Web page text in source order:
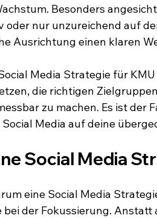
Besonders
oder nur unzureichend auf
Ausrichtung einen klaren
Media Strategie für
die richtigen
zu machen. Es ist der
Media auf deine
Social Media
eine Social Media
bei der Fokussierung.